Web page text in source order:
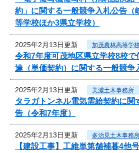
約」に関する一般競争入札公告（
等学校ほか3県立学校）
2025年2月13日更新 加茂農林高等学
令和7年度可茂地区県立学校8校で
達（単価契約）に関する一般競争
2025年2月13日更新 美濃土木事務所
タラガトンネル電気需給契約に関
告（令和7年度）
2025年2月13日更新 多治見土木事務
【建設工事】工維単第舗補暮4